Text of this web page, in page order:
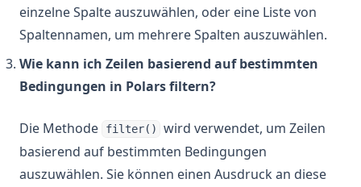
einzelne Spalte auszuwählen, oder eine Liste von
Spaltennamen, um mehrere Spalten auszuwählen.
Wie kann ich Zeilen basierend auf bestimmten
Bedingungen in Polars filtern?
Die Methode filter()
wird verwendet, um Zeilen
basierend auf bestimmten Bedingungen
auszuwählen. Sie können einen Ausdruck an diese